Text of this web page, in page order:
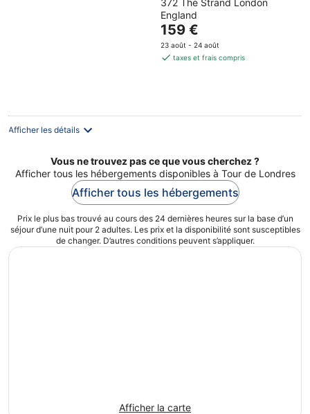
out
of
5
372 The Strand London
England
Le
prix
est
159 €
23 août - 24 août
taxes et frais compris
Afficher les détails
Vous ne trouvez pas ce que vous cherchez ?
Afficher tous les hébergements disponibles à Tour de Londres
Afficher tous les hébergements
Prix le plus bas trouvé au cours des 24 dernières heures sur la base d’un
séjour d’une nuit pour 2 adultes. Les prix et la disponibilité sont susceptibles
de changer. D’autres conditions peuvent s’appliquer.
Afficher la carte